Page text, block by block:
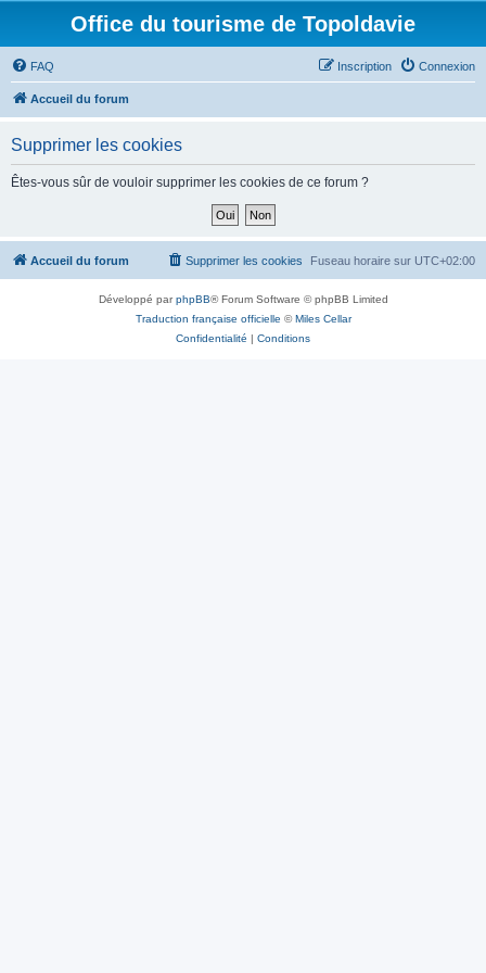
Office du tourisme de Topoldavie
FAQ Connexion
Inscription
Accueil du forum
Supprimer les cookies
Êtes-vous sûr de vouloir supprimer les cookies de ce forum ?
Accueil du forum Fuseau horaire sur UTC+02:00
Supprimer les cookies
Développé parphpBB® Forum Software © phpBB Limited
Traduction française officielle ©Miles Cellar
Confidentialité | Conditions